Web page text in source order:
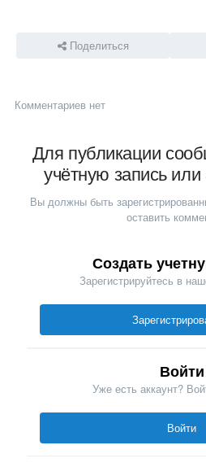
Поделиться
Комментариев нет
Для публикации
учётную запись или
Вы должны быть
оставить
Создать
Зарегистрируйтесь в
Войти
Уже есть аккаунт?
Войти